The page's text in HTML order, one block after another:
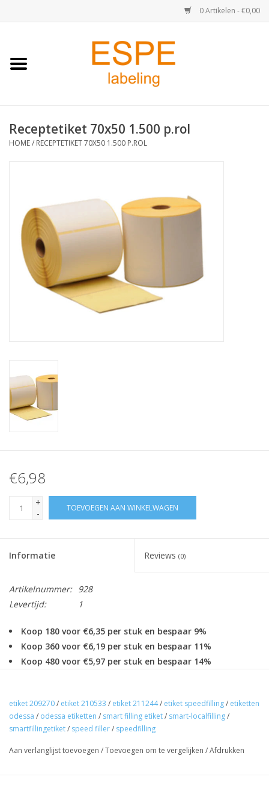
0 Artikelen - €0,00
Home
Retail
Kassa & Pinrollen
Verzend-etiketten
Receptetiket 70x50 1.500 p.rol
HOME/ RECEPTETIKET 70X50 1.500 P.ROL
€6,98
+
-
TOEVOEGEN AAN WINKELWAGEN
Informatie Reviews (0)
Artikelnummer:
928
Levertijd:
1
Koop 180 voor €6,35 per stuk en bespaar 9%
Koop 360 voor €6,19 per stuk en bespaar 11%
Koop 480 voor €5,97 per stuk en bespaar 14%
Artikelnr
: Art. 928(Laagste prijs garantie)
Omschrijving
: T33-th Smart filling etiketten o.a odessa / speed
Formaat
: 70x50mm Zonderblack markop achterzijde
etiket 209270/ etiket 210533 / etiket 211244/ etiket speedfilling/ etiketten
odessa / odessa etiketten / smart filling etiket/ smart-localfilling/
smartfillingetiket/ speed filler/ speedfilling
Aan verlanglijst toevoegen /Toevoegen om te vergelijken /Afdrukken